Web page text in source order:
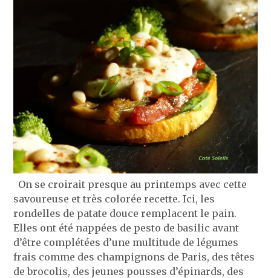
On se croirait presque au printemps avec cette
savoureuse et très colorée recette. Ici, les
rondelles de patate douce remplacent le pain.
Elles ont été nappées de pesto de basilic avant
d’être complétées d’une multitude de légumes
frais comme des champignons de Paris, des têtes
de brocolis, des jeunes pousses d’épinards, des